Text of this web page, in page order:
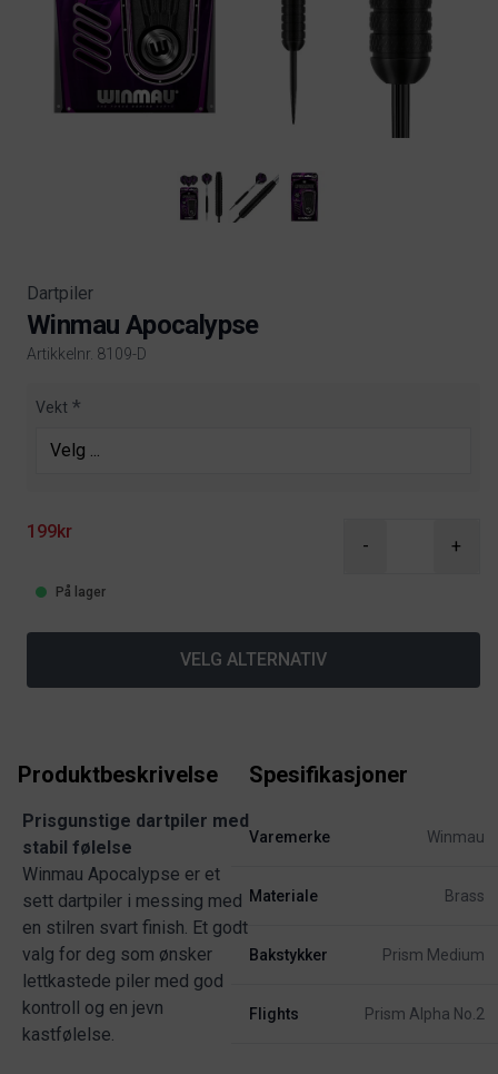
Dartpiler
Winmau Apocalypse
Artikkelnr. 8109-D
Product information
Vekt
199kr
- +
På lager
VELG ALTERNATIV
Produktbeskrivelse
Prisgunstige dartpiler med
stabil følelse
Winmau Apocalypse er et
sett dartpiler i messing med
en stilren svart finish. Et godt
valg for deg som ønsker
lettkastede piler med god
kontroll og en jevn
kastfølelse.
Spesifikasjoner
Varemerke Winmau
Materiale Brass
Bakstykker Prism Medium
Flights Prism Alpha No.2